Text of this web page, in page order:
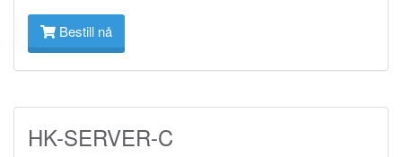
Bestill nå
HK-SERVER-C